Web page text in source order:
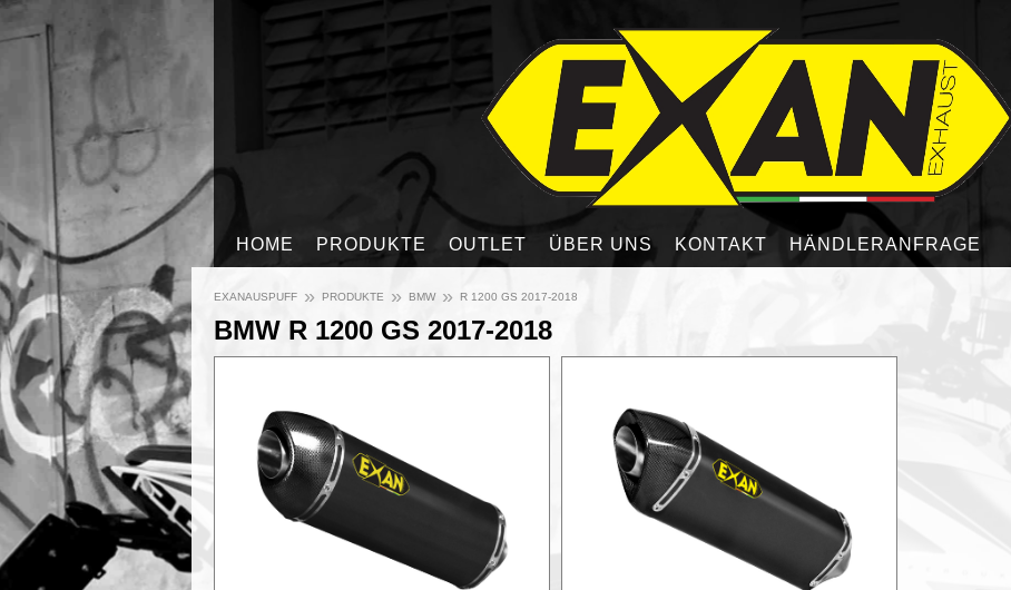
HOME PRODUKTE OUTLET ÜBER UNS KONTAKT HÄNDLERANFRAGE
EXANAUSPUFF » PRODUKTE » BMW » R 1200 GS 2017-2018
BMW R 1200 GS 2017-2018